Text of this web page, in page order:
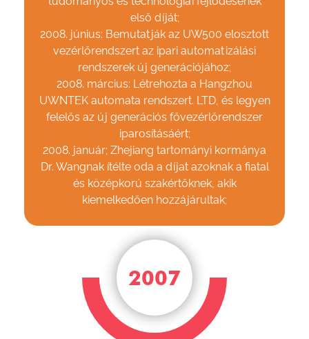
első díját;
2008. június: Bemutatják az UW500 elosztott
vezérlőrendszert az ipari automatizálási
rendszerek új generációjához;
2008. március: Létrehozta a Hangzhou
UWNTEK automata rendszert. LTD, és legyen
felelős az új generációs fővezérlőrendszer
iparosításáért;
2008. január; Zhejiang tartományi kormánya
Dr. Wangnak ítélte oda a díjat azoknak a fiatal
és középkorú szakértőknek, akik
kiemelkedően hozzájárultak;
2007